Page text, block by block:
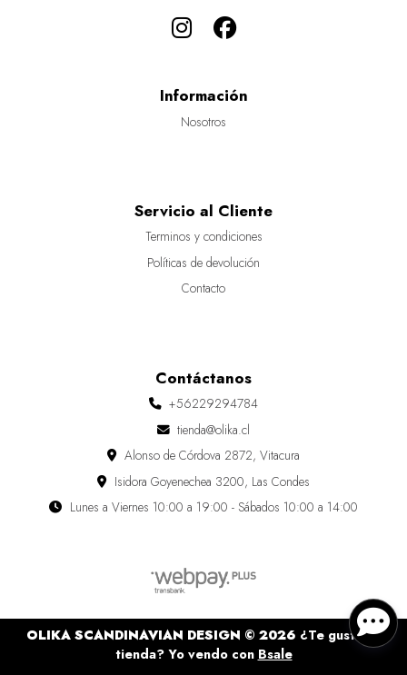
Información
Nosotros
Servicio al Cliente
Terminos y condiciones
Políticas de devolución
Contacto
Contáctanos
+56229294784
tienda@olika.cl
Alonso de Córdova 2872, Vitacura
Isidora Goyenechea 3200, Las Condes
Lunes a Viernes 10:00 a 19:00 - Sábados 10:00 a 14:00
OLIKA SCANDINAVIAN DESIGN © 2026 ¿Te gusta mi
tienda? Yo vendo con Bsale